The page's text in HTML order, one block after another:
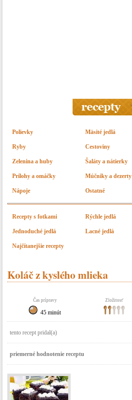
Polievky Mäsité jedlá
Ryby Cestoviny
Zelenina a huby Šaláty a nátierky
Prílohy a omáčky Múčniky a dezerty
Nápoje Ostatné
Recepty s fotkami Rýchle jedlá
Jednoduché jedlá Lacné jedlá
Najčítanejšie recepty
Koláč z kyslého mlieka
Čas prípravy Zložitosť
45 minút
tento recept pridal(a)
priemerné hodnotenie receptu